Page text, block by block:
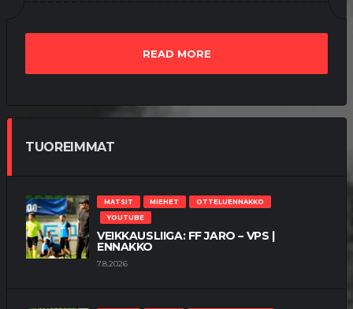
READ MORE
TUOREIMMAT
MATSIT MIEHET
OTTELUENNAKKO
YOUTUBE
VEIKKAUSLIIGA: FF JARO – VPS |
ENNAKKO
7.8.2026